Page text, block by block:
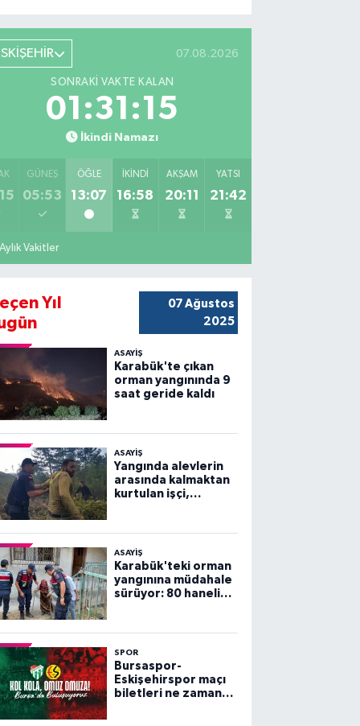
07.08.2026
SONRAKI VAKTE KALAN
01:31:14
İkindi Namazı
GÜNEŞ
05:53
ÖĞLE
13:07
İKINDI
16:58
AKŞAM
20:11
YATSI
21:42
Aylık Vakitler
Yıl
07 Ağustos
2025
ASAYİŞ
Karabük'te çıkan
orman yangınında 9
saat geride kaldı
ASAYİŞ
Yangında alevlerin
arasında kalmaktan
kurtulan işçi,
panik yaşadı
ASAYİŞ
Karabük'teki orman
yangınına müdahale
sürüyor: 80 haneli
SPOR
Bursaspor-
Eskişehirspor maçı
biletleri ne zaman